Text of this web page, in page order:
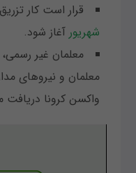
قرار است کار
شهریور آغاز شود.
معلمان غیر
معلمان و نیرو‌های
واکسن کرونا دریافت